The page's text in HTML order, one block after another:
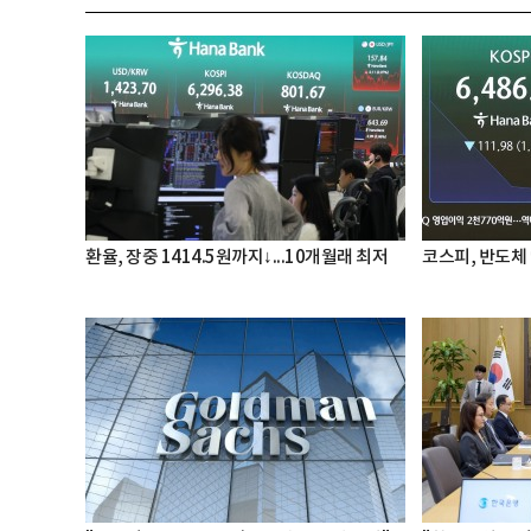
환율, 장중 1414.5원까지↓...10개월래 최저 코스피, 반도